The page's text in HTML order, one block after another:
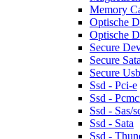
Memory
Optische
Optische
Secure
Secure
Secure
Ssd - Pci-e
Ssd -
Ssd - Sas/
Ssd - Sata
Ssd -